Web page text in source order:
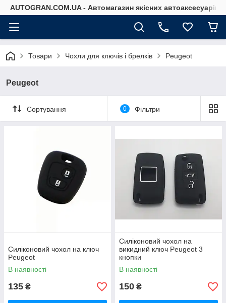
AUTOGRAN.COM.UA - Автомагазин якісних автоаксесуарів
Товари Чохли для ключів і брелків Peugeot
Peugeot
Сортування 0 Фільтри
Силіконовий чохол на ключ
Peugeot
В наявності
135 ₴
Силіконовий чохол на
викидний ключ Peugeot 3
кнопки
В наявності
150 ₴